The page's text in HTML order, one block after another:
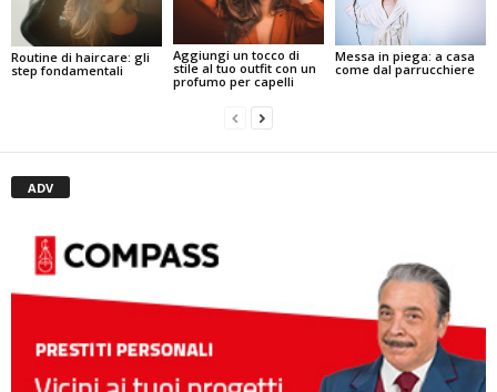
Routine di haircare: gli
step fondamentali
Aggiungi un tocco di
stile al tuo outfit con un
profumo per capelli
Messa in piega: a casa
come dal parrucchiere
ADV